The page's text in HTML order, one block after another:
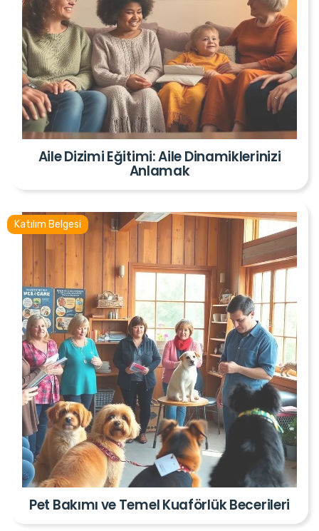
Aile Dizimi Eğitimi: Aile Dinamiklerinizi
Anlamak
Katılım Belgesi
Pet Bakımı ve Temel Kuaförlük Becerileri